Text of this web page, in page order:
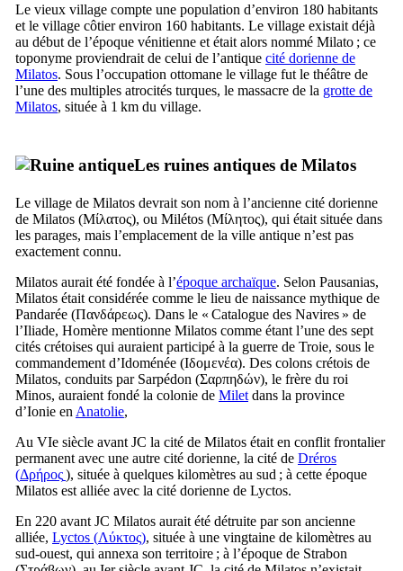
Le vieux village compte une population d’environ 180 habitants
et le village côtier environ 160 habitants. Le village existait déjà
au début de l’époque vénitienne et était alors nommé Milato ; ce
toponyme proviendrait de celui de l’antique cité dorienne de
Milatos. Sous l’occupation ottomane le village fut le théâtre de
l’une des multiples atrocités turques, le massacre de la grotte de
Milatos, située à 1 km du village.
Les ruines antiques de Milatos
Le village de Milatos devrait son nom à l’ancienne cité dorienne
de Milatos (Μίλατος), ou Milétos (Μίλητος), qui était située dans
les parages, mais l’emplacement de la ville antique n’est pas
exactement connu.
Milatos aurait été fondée à l’époque archaïque. Selon Pausanias,
Milatos était considérée comme le lieu de naissance mythique de
Pandarée (Πανδάρεως). Dans le « Catalogue des Navires » de
l’Iliade, Homère mentionne Milatos comme étant l’une des sept
cités crétoises qui auraient participé à la guerre de Troie, sous le
commandement d’Idoménée (Ιδομενέα). Des colons crétois de
Milatos, conduits par Sarpédon (Σαρπηδών), le frère du roi
Minos, auraient fondé la colonie de Milet dans la province
d’Ionie en Anatolie,
Au VIe siècle avant JC la cité de Milatos était en conflit frontalier
permanent avec une autre cité dorienne, la cité de Dréros
(Δρήρος), située à quelques kilomètres au sud ; à cette époque
Milatos est alliée avec la cité dorienne de Lyctos.
En 220 avant JC Milatos aurait été détruite par son ancienne
alliée, Lyctos (Λύκτος), située à une vingtaine de kilomètres au
sud-ouest, qui annexa son territoire ; à l’époque de Strabon